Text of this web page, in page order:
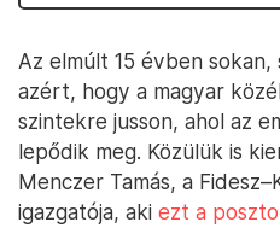
Az elmúlt 15 évben
azért, hogy a magyar
szintekre jusson, ahol az
lepődik meg. Közülük is
Menczer Tamás, a
igazgatója, aki ezt a